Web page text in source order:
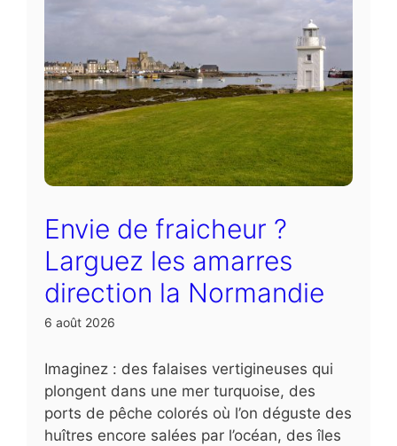
Envie de fraicheur ?
Larguez les amarres
direction la Normandie
6 août 2026
Imaginez : des falaises vertigineuses qui
plongent dans une mer turquoise, des
ports de pêche colorés où l’on déguste des
huîtres encore salées par l’océan, des îles